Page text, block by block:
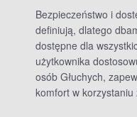
Bezpieczeństwo i
definiują, dlatego
dostępne dla
użytkownika
osób Głuchych,
komfort w korzystaniu